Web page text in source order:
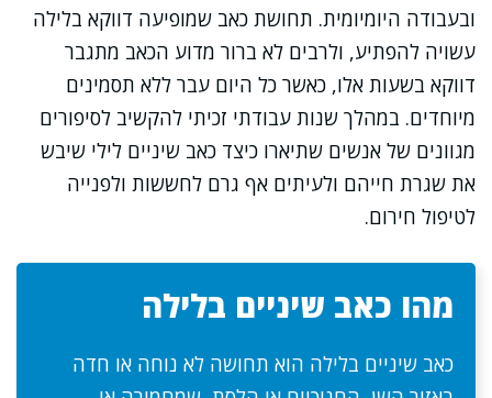
ובעבודה היומיומית. תחושת כאב שמופיעה דווקא בלילה
עשויה להפתיע, ולרבים לא ברור מדוע הכאב מתגבר
דווקא בשעות אלו, כאשר כל היום עבר ללא תסמינים
מיוחדים. במהלך שנות עבודתי זכיתי להקשיב לסיפורים
מגוונים של אנשים שתיארו כיצד כאב שיניים לילי שיבש
את שגרת חייהם ולעיתים אף גרם לחששות ולפנייה
לטיפול חירום.
מהו כאב שיניים בלילה
כאב שיניים בלילה הוא תחושה לא נוחה או חדה